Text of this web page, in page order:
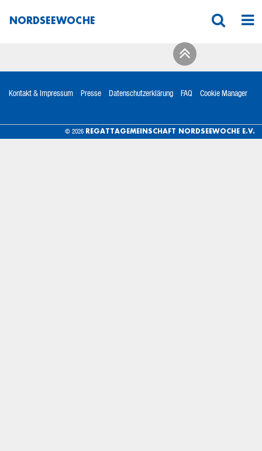
NORDSEEWOCHE
Kontakt & Impressum Presse Datenschutzerklärung FAQ Cookie Manager
© 2026 REGATTAGEMEINSCHAFT NORDSEEWOCHE E.V.